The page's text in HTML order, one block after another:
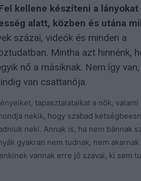
kellene készíteni a lányokat
alatt, közben és utána
százai, videók és minden a
Mintha azt hinnénk,
nő a másiknak. Nem így
van csattanója.
tapasztalataikat a nők, valami
nekik, hogy szabad
neki. Annak is, ha nem bánnak
gyakran nem tudnak, nem akarnak
vannak erre jó szavai, ki sem